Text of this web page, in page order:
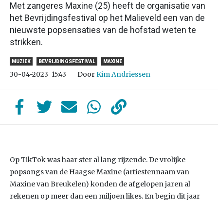
Met zangeres Maxine (25) heeft de organisatie van
het Bevrijdingsfestival op het Malieveld een van de
nieuwste popsensaties van de hofstad weten te
strikken.
MUZIEK BEVRIJDINGSFESTIVAL MAXINE
30-04-2023 15:43 DoorKim Andriessen
Op TikTok was haar ster al lang rijzende. De vrolijke
popsongs van de Haagse Maxine (artiestennaam van
Maxine van Breukelen) konden de afgelopen jaren al
rekenen op meer dan een miljoen likes. En begin dit jaar